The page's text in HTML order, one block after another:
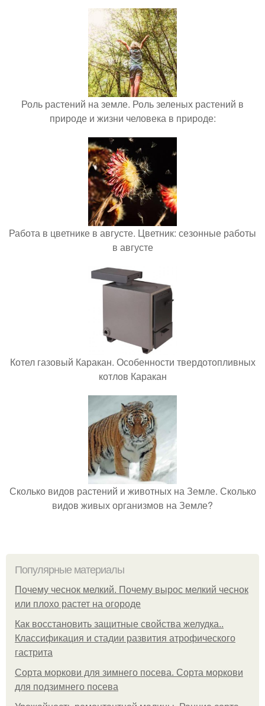
Роль растений на земле. Роль зеленых растений в
природе и жизни человека в природе:
Работа в цветнике в августе. Цветник: сезонные работы
в августе
Котел газовый Каракан. Особенности твердотопливных
котлов Каракан
Сколько видов растений и животных на Земле. Сколько
видов живых организмов на Земле?
Популярные материалы
Почему чеснок мелкий. Почему вырос мелкий чеснок
или плохо растет на огороде
Как восстановить защитные свойства желудка..
Классификация и стадии развития атрофического
гастрита
Сорта моркови для зимнего посева. Сорта моркови
для подзимнего посева